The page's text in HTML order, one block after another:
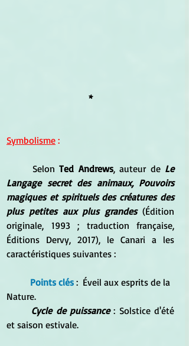
*
Symbolisme :
	Selon
Ted Andrews, auteur de Le
Langage secret des animaux, Pouvoirs
magiques et spirituels des créatures des
plus petites aux plus grandes (Édition
originale, 1993 ; traduction française,
Éditions Dervy, 2017), le Canari a les
caractéristiques suivantes :
Points clés :  Éveil aux esprits de la
Nature.
Cycle de puissance : Solstice d'été
et saison estivale.